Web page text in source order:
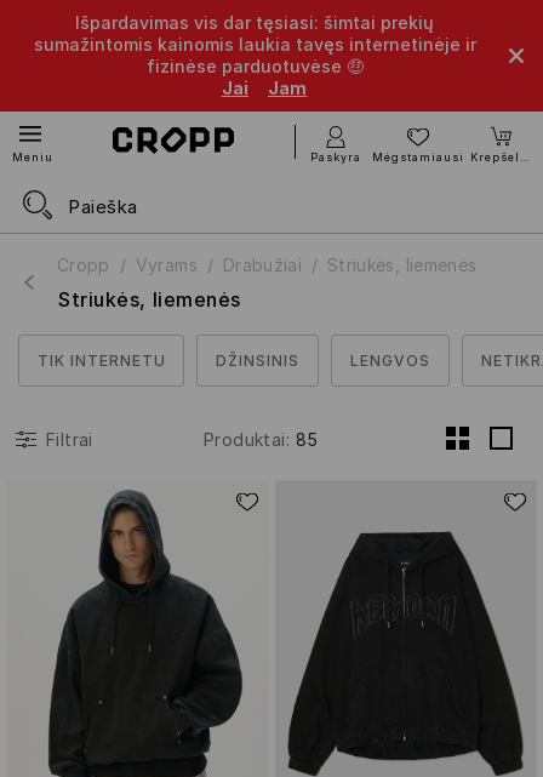
Išpardavimas vis dar tęsiasi: šimtai prekių
sumažintomis kainomis laukia tavęs internetinėje ir
fizinėse parduotuvėse 🤑
Jai
Jam
Meniu Paskyra Mėgstamiausi Krepšelis
Cropp Vyrams Drabužiai Striukės, liemenės
Striukės, liemenės
TIK INTERNETU DŽINSINIS LENGVOS
Filtrai Produktai: 85